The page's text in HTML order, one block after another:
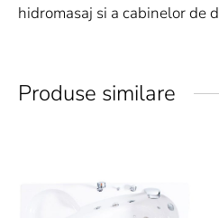
hidromasaj si a cabinelor de
Produse similare